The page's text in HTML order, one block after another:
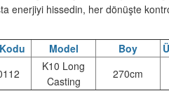
enerjiyi hissedin, her dönüşte
Model Boy
K10 Long
Casting
270cm